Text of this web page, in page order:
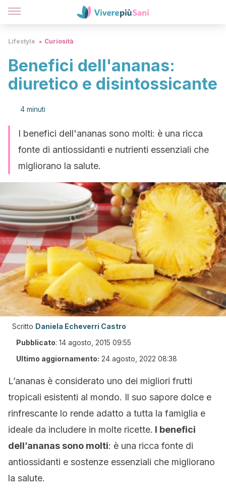
Lifestyle Curiosità
Benefici dell'ananas:
diuretico e disintossicante
4 minuti
I benefici dell'ananas sono molti: è una ricca
fonte di antiossidanti e nutrienti essenziali che
migliorano la salute.
Scritto Daniela Echeverri Castro
Pubblicato: 14 agosto, 2015 09:55
Ultimo aggiornamento: 24 agosto, 2022 08:38
L’ananas è considerato uno dei migliori frutti
tropicali esistenti al mondo. Il suo sapore dolce e
rinfrescante lo rende adatto a tutta la famiglia e
ideale da includere in molte ricette. I benefici
dell’ananas sono molti: è una ricca fonte di
antiossidanti e sostenze essenziali che migliorano
la salute.